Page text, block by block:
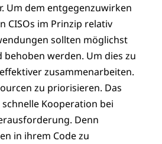
Um dem entgegenzuwirken
CISOs im Prinzip relativ
sollten möglichst
werden. Um dies zu
zusammenarbeiten.
zu priorisieren. Das
Kooperation bei
Denn
in ihrem Code zu